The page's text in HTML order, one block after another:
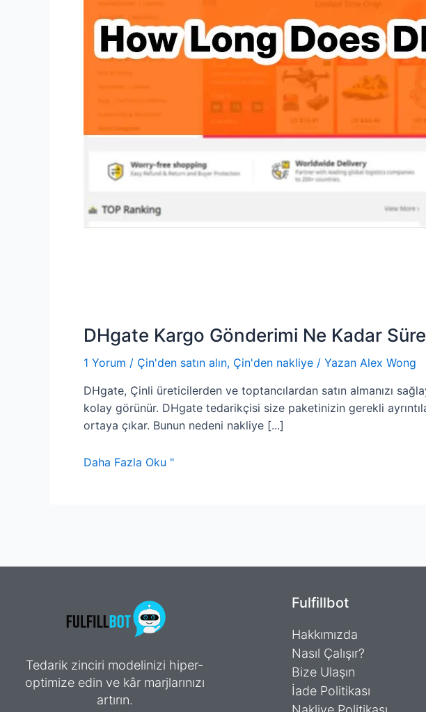
DHgate Kargo Gönderimi Ne Kadar
1 Yorum / Çin'den satın alın, Çin'den nakliye / Yazan Alex Wong
DHgate, Çinli üreticilerden ve toptancılardan satın almanızı
kolay görünür. DHgate tedarikçisi size paketinizin gerekli
ortaya çıkar. Bunun nedeni nakliye [...]
Daha Fazla Oku "
Tedarik zinciri modelinizi hiper-
optimize edin ve kâr marjlarınızı
artırın.
Fulfillbot
Hakkımızda
Nasıl Çalışır?
Bize Ulaşın
İade Politikası